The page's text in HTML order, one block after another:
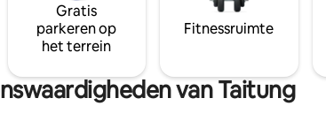
Gratis
parkeren op
het terrein
Fitnessruimte
van Taitung